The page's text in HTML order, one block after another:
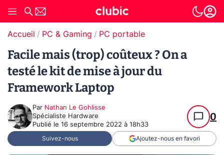
Accueil PC & Gaming PC portable
Facile mais (trop) coûteux ? On a
testé le kit de mise à jour du
Framework Laptop
Par Nathan Le Gohlisse
Spécialiste Hardware
Publié le 16 septembre 2022 à 18h33
0
Suivez-nous Ajoutez-nous en favori